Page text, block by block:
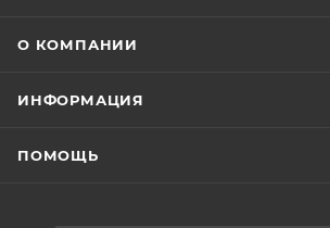
О КОМПАНИИ
ИНФОРМАЦИЯ
ПОМОЩЬ